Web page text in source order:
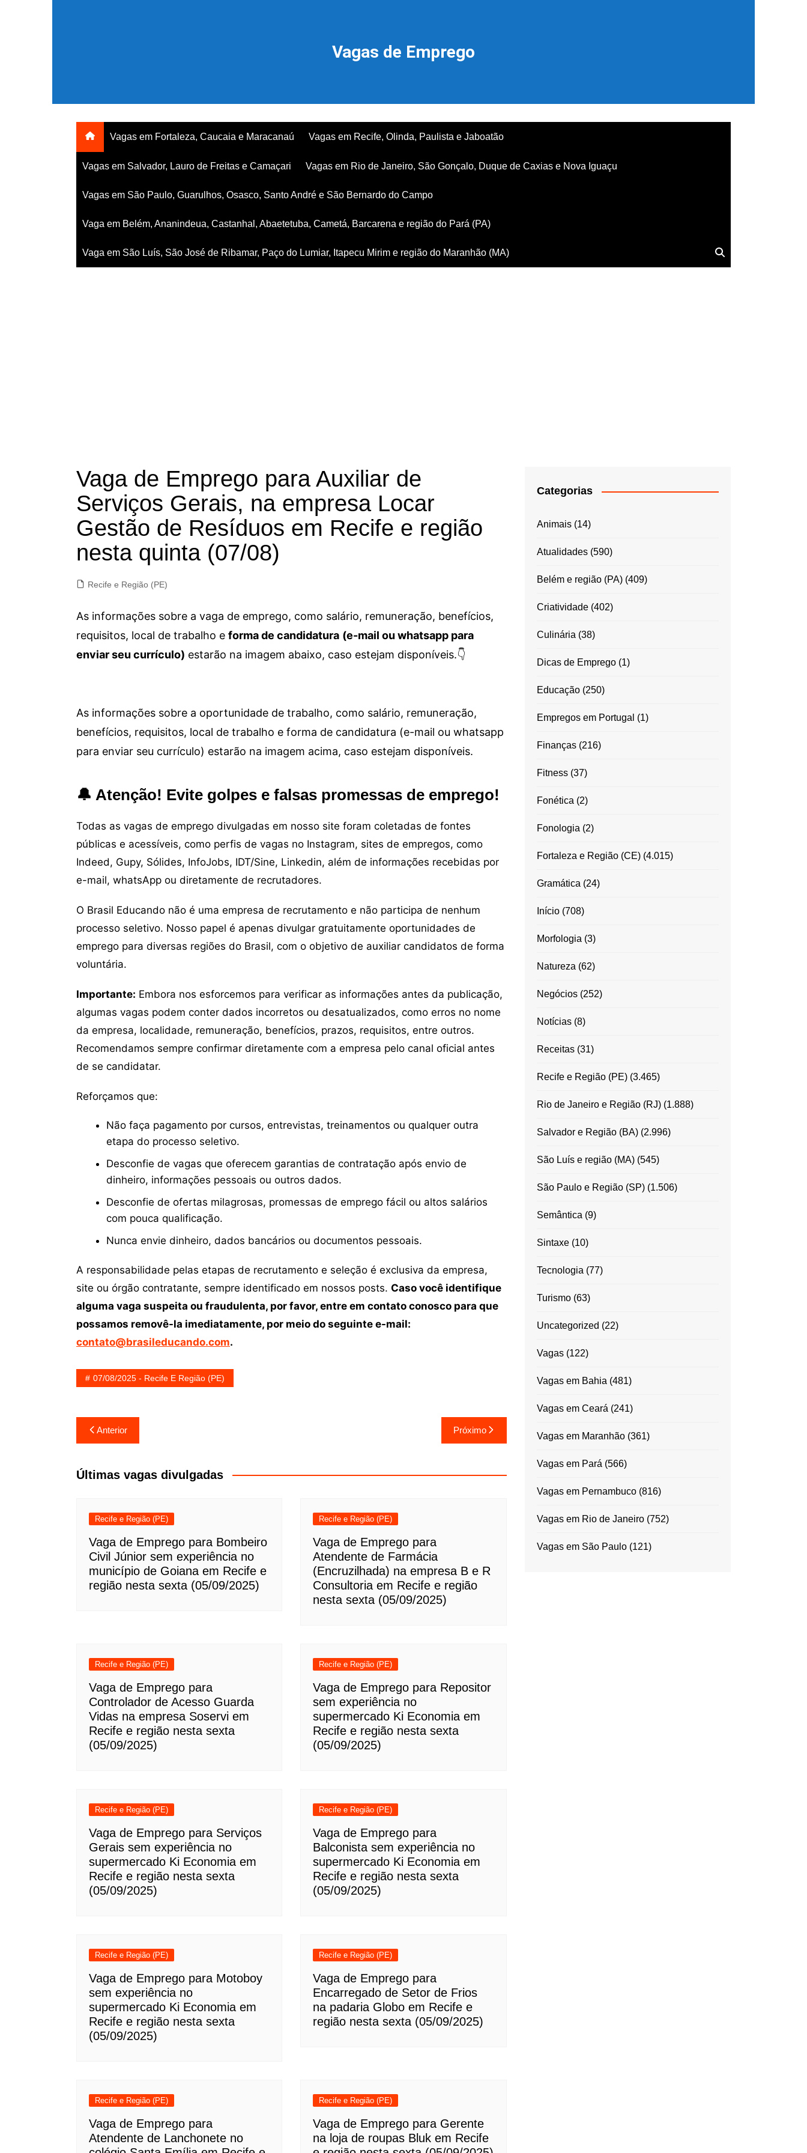
Vagas de Emprego
Vagas em Fortaleza, Caucaia e Maracanaú Vagas em Recife, Olinda, Paulista e Jaboatão
Vagas em Salvador, Lauro de Freitas e Camaçari Vagas em Rio de Janeiro, São Gonçalo, Duque de Caxias e Nova Iguaçu
Vagas em São Paulo, Guarulhos, Osasco, Santo André e São Bernardo do Campo
Vaga em Belém, Ananindeua, Castanhal, Abaetetuba, Cametá, Barcarena e região do Pará (PA)
Vaga em São Luís, São José de Ribamar, Paço do Lumiar, Itapecu Mirim e região do Maranhão (MA)
Vaga de Emprego para Auxiliar de
Serviços Gerais, na empresa Locar
Gestão de Resíduos em Recife e região
nesta quinta (07/08)
Recife e Região (PE)
As informações sobre a vaga de emprego, como salário, remuneração, benefícios,
requisitos, local de trabalho e forma de candidatura (e-mail ou whatsapp para
enviar seu currículo) estarão na imagem abaixo, caso estejam disponíveis.👇
As informações sobre a oportunidade de trabalho, como salário, remuneração,
benefícios, requisitos, local de trabalho e forma de candidatura (e-mail ou whatsapp
para enviar seu currículo) estarão na imagem acima, caso estejam disponíveis.
🔔 Atenção! Evite golpes e falsas promessas de emprego!
Todas as vagas de emprego divulgadas em nosso site foram coletadas de fontes
públicas e acessíveis, como perfis de vagas no Instagram, sites de empregos, como
Indeed, Gupy, Sólides, InfoJobs, IDT/Sine, Linkedin, além de informações recebidas por
e-mail, whatsApp ou diretamente de recrutadores.
O Brasil Educando não é uma empresa de recrutamento e não participa de nenhum
processo seletivo. Nosso papel é apenas divulgar gratuitamente oportunidades de
emprego para diversas regiões do Brasil, com o objetivo de auxiliar candidatos de forma
voluntária.
Importante: Embora nos esforcemos para verificar as informações antes da publicação,
algumas vagas podem conter dados incorretos ou desatualizados, como erros no nome
da empresa, localidade, remuneração, benefícios, prazos, requisitos, entre outros.
Recomendamos sempre confirmar diretamente com a empresa pelo canal oficial antes
de se candidatar.
Reforçamos que:
Não faça pagamento por cursos, entrevistas, treinamentos ou qualquer outra
etapa do processo seletivo.
Desconfie de vagas que oferecem garantias de contratação após envio de
dinheiro, informações pessoais ou outros dados.
Desconfie de ofertas milagrosas, promessas de emprego fácil ou altos salários
com pouca qualificação.
Nunca envie dinheiro, dados bancários ou documentos pessoais.
A responsabilidade pelas etapas de recrutamento e seleção é exclusiva da empresa,
site ou órgão contratante, sempre identificado em nossos posts. Caso você identifique
alguma vaga suspeita ou fraudulenta, por favor, entre em contato conosco para que
possamos removê-la imediatamente, por meio do seguinte e-mail:
contato@brasileducando.com.
07/08/2025 - Recife E Região (PE)
Navegação
de
Post
Anterior Próximo
Últimas vagas divulgadas
Recife e Região (PE)
Vaga de Emprego para Bombeiro
Civil Júnior sem experiência no
município de Goiana em Recife e
região nesta sexta (05/09/2025)
Recife e Região (PE)
Vaga de Emprego para
Atendente de Farmácia
(Encruzilhada) na empresa B e R
Consultoria em Recife e região
nesta sexta (05/09/2025)
Recife e Região (PE)
Vaga de Emprego para
Controlador de Acesso Guarda
Vidas na empresa Soservi em
Recife e região nesta sexta
(05/09/2025)
Recife e Região (PE)
Vaga de Emprego para Repositor
sem experiência no
supermercado Ki Economia em
Recife e região nesta sexta
(05/09/2025)
Recife e Região (PE)
Vaga de Emprego para Serviços
Gerais sem experiência no
supermercado Ki Economia em
Recife e região nesta sexta
(05/09/2025)
Recife e Região (PE)
Vaga de Emprego para
Balconista sem experiência no
supermercado Ki Economia em
Recife e região nesta sexta
(05/09/2025)
Recife e Região (PE)
Vaga de Emprego para Motoboy
sem experiência no
supermercado Ki Economia em
Recife e região nesta sexta
(05/09/2025)
Recife e Região (PE)
Vaga de Emprego para
Encarregado de Setor de Frios
na padaria Globo em Recife e
região nesta sexta (05/09/2025)
Recife e Região (PE)
Vaga de Emprego para
Atendente de Lanchonete no
Recife e Região (PE)
Vaga de Emprego para Gerente
na loja de roupas Bluk em Recife
Categorias
Animais(14)
Atualidades(590)
Belém e região (PA)(409)
Criatividade(402)
Culinária (38)
Dicas de Emprego(1)
Educação(250)
Empregos em Portugal (1)
Finanças(216)
Fitness(37)
Fonética (2)
Fonologia (2)
Fortaleza e Região (CE)(4.015)
Gramática (24)
Início(708)
Morfologia (3)
Natureza (62)
Negócios(252)
Notícias(8)
Receitas(31)
Recife e Região (PE)(3.465)
Rio de Janeiro e Região (RJ)(1.888)
Salvador e Região (BA)(2.996)
São Luís e região (MA)(545)
São Paulo e Região (SP)(1.506)
Semântica (9)
Sintaxe(10)
Tecnologia (77)
Turismo(63)
Uncategorized (22)
Vagas(122)
Vagas em Bahia (481)
Vagas em Ceará (241)
Vagas em Maranhão(361)
Vagas em Pará (566)
Vagas em Pernambuco(816)
Vagas em Rio de Janeiro(752)
Vagas em São Paulo(121)